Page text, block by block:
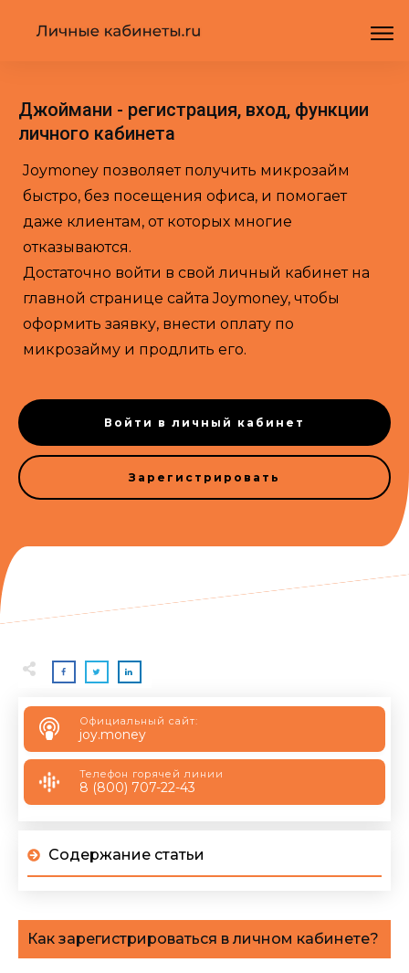
Джоймани - регистрация, вход, функции
личного кабинета
Joymoney позволяет получить микрозайм
быстро, без посещения офиса, и помогает
даже клиентам, от которых многие
отказываются.
Достаточно войти в свой личный кабинет на
главной странице сайта Joymoney, чтобы
оформить заявку, внести оплату по
микрозайму и продлить его.
Войти в личный кабинет
Зарегистрировать
Официальный сайт:
joy.money
Телефон горячей линии
8 (800) 707-22-43
Содержание статьи
Как зарегистрироваться в личном кабинете?